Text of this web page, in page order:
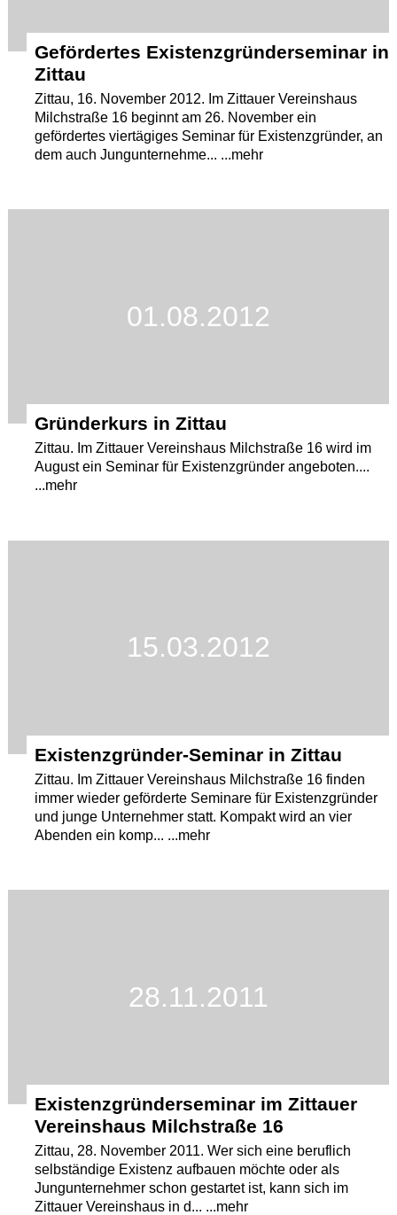
Gefördertes Existenzgründerseminar in
Zittau
Zittau, 16. November 2012. Im Zittauer Vereinshaus
Milchstraße 16 beginnt am 26. November ein
gefördertes viertägiges Seminar für Existenzgründer, an
dem auch Jungunternehme... ...mehr
01.08.2012
Gründerkurs in Zittau
Zittau. Im Zittauer Vereinshaus Milchstraße 16 wird im
August ein Seminar für Existenzgründer angeboten....
...mehr
15.03.2012
Existenzgründer-Seminar in Zittau
Zittau. Im Zittauer Vereinshaus Milchstraße 16 finden
immer wieder geförderte Seminare für Existenzgründer
und junge Unternehmer statt. Kompakt wird an vier
Abenden ein komp... ...mehr
28.11.2011
Existenzgründerseminar im Zittauer
Vereinshaus Milchstraße 16
Zittau, 28. November 2011. Wer sich eine beruflich
selbständige Existenz aufbauen möchte oder als
Jungunternehmer schon gestartet ist, kann sich im
Zittauer Vereinshaus in d... ...mehr